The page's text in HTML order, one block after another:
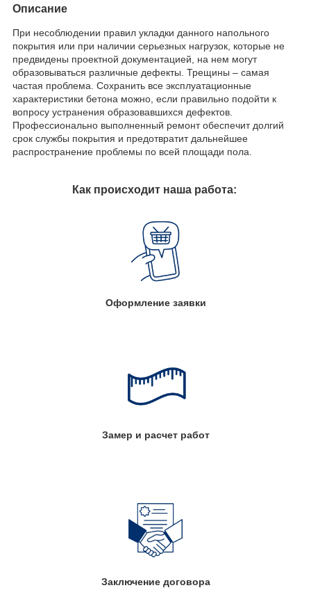
Описание
При несоблюдении правил укладки данного напольного
покрытия или при наличии серьезных нагрузок, которые не
предвидены проектной документацией, на нем могут
образовываться различные дефекты. Трещины – самая
частая проблема. Сохранить все эксплуатационные
характеристики бетона можно, если правильно подойти к
вопросу устранения образовавшихся дефектов.
Профессионально выполненный ремонт обеспечит долгий
срок службы покрытия и предотвратит дальнейшее
распространение проблемы по всей площади пола.
Как происходит наша работа:
Оформление заявки
Замер и расчет работ
Заключение договора